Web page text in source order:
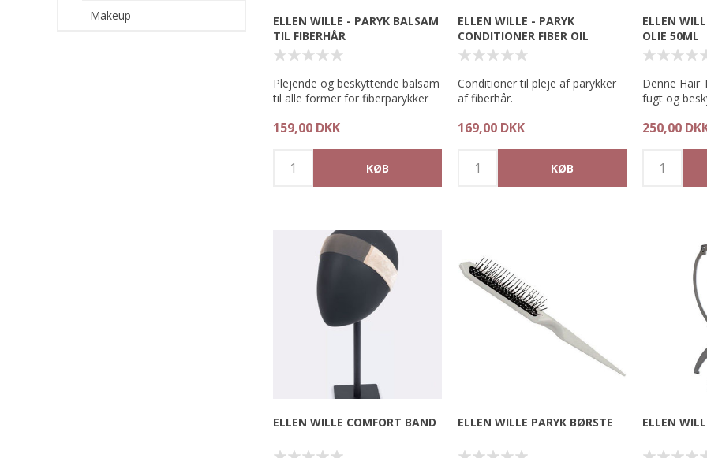
63% Uld, 37% Polyester med
37.5® Technology
ELLEN WILLE - PARYK BALSAM
TIL FIBERHÅR
Plejende og beskyttende balsam
til alle former for fiberparykker
159,00 DKK
ELLEN WILLE - PARYK
CONDITIONER FIBER OIL
Conditioner til pleje af parykker
af fiberhår.
Giver en langvarig beskyttende
Anvendelse: Spray 4-6 pust på
parykken efter vask og igen 2-4
169,00 DKK
ELLEN
OLIE 50ML
Denne Hair
fugt og
250,00
ELLEN WILLE COMFORT BAND ELLEN WILLE PARYK BØRSTE ELLEN
Makeup